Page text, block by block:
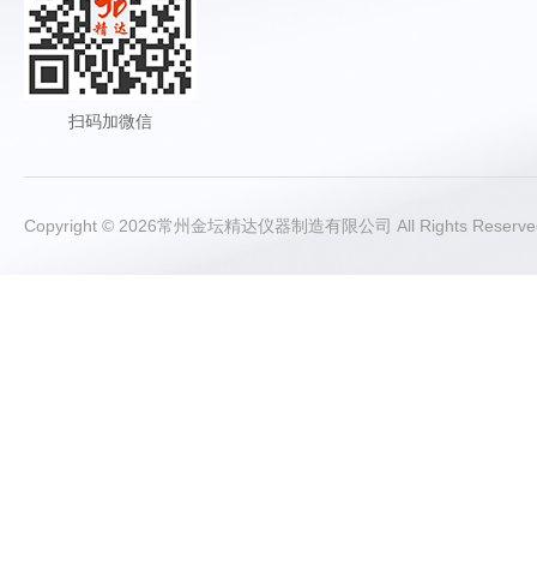
扫码加微信
Copyright © 2026常州金坛精达仪器制造有限公司 All Rights